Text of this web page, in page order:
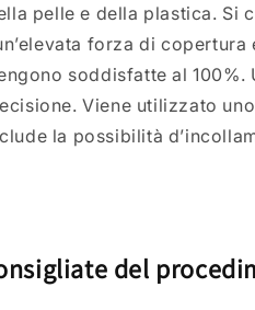
pelle e della plastica. Si
forza di
soddisfatte al 100%.
Viene utilizzato
la possibilità
del